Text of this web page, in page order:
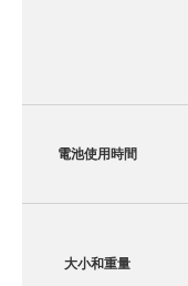
電池使用時間
大小和重量